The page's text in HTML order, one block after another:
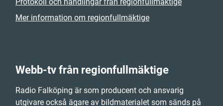
Protokoll och handlingar från regionfullmäktige
Mer information om regionfullmäktige
Webb-tv från regionfullmäktige
Radio Falköping är som producent och ansvarig
utgivare också ägare av bildmaterialet som sänds på